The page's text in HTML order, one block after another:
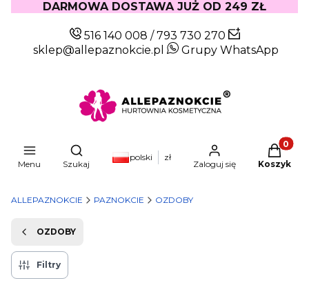
DARMOWA DOSTAWA JUŻ OD 249 ZŁ
516 140 008 /793 730 270
sklep@allepaznokcie.pl
Grupy WhatsApp
Menu
Otwórz wyszukiwarkę
Szukaj
polski zł
Zaloguj się Koszyk
ALLEPAZNOKCIE PAZNOKCIE OZDOBY
OZDOBY
Filtry